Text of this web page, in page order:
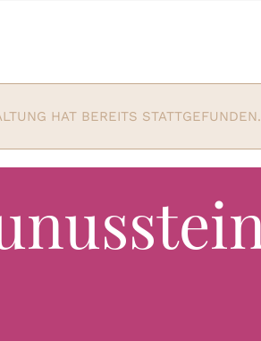
HAT BEREITS STATTGEFUNDEN.